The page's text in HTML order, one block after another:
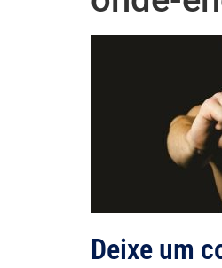
Deixe um